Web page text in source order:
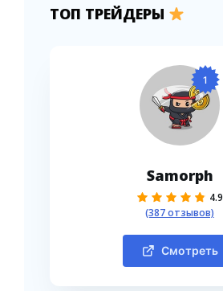
ТОП ТРЕЙДЕРЫ
1
Samorph
4.9
(387 отзывов)
Смотреть